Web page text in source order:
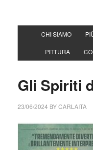
CHI SIAMO
PITTURA
Gli Spiriti
23/06/2024 BYCARLAITA